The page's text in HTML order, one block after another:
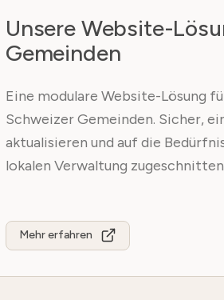
Unsere Website-
Gemeinden
Eine modulare Website-Lösung
Schweizer Gemeinden. Sicher,
aktualisieren und auf die
lokalen Verwaltung
Mehr erfahren